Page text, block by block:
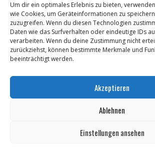
Um dir ein optimales Erlebnis zu bieten,
wie Cookies, um Geräteinformationen zu
zuzugreifen. Wenn du diesen Technologien
Daten wie das Surfverhalten oder eindeutige IDs
verarbeiten. Wenn du deine Zustimmung nicht
zurückziehst, können bestimmte Merkmale und
beeinträchtigt werden.
Akzeptieren
Ablehnen
Einstellungen ansehen
Mit der Drahtseilbahn zur ZENTRALSTATION
Copyright © 2026 ZeitzOnline, Reiner